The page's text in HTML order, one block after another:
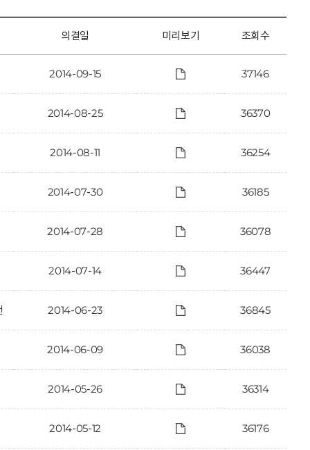
의결일 미리보기 조회수
2014-09-15 37146
2014-08-25 36370
2014-08-11 36254
2014-07-30 36185
2014-07-28 36078
2014-07-14 36447
2014-06-23 36845
2014-06-09 36038
2014-05-26 36314
2014-05-12 36176